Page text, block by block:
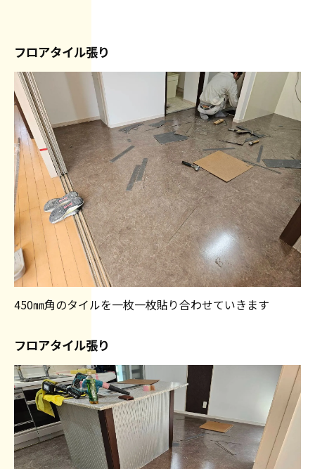
フロアタイル張り
450㎜角のタイルを一枚一枚貼り合わせていきます
フロアタイル張り